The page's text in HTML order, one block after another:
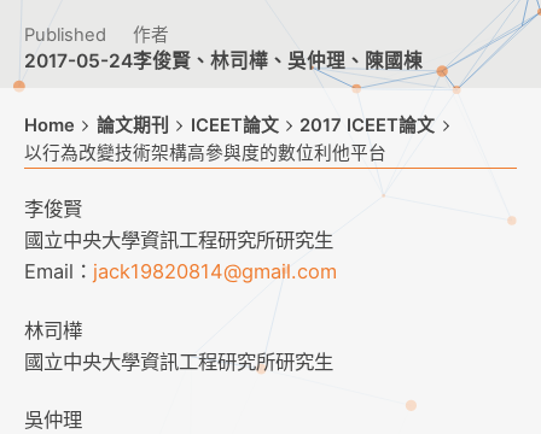
Published
2017-05-24
作者
李俊賢、林司樺、吳仲理、陳國棟
Home 論文期刊 ICEET論文
2017 ICEET論文
以行為改變技術架構高參與度的數位利他平台
李俊賢
國立中央大學資訊工程研究所研究生
Email： jack19820814@gmail.com
林司樺
國立中央大學資訊工程研究所研究生
吳仲理